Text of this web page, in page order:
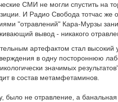
СМИ не могли спустить на
И Радио Свобода тотчас же
"отравлений" Кара-Мурзы
вывод - никакого
артефактом стал
в одну постороннюю
значимых
в состав метамфетаминов.
было не отравление, а